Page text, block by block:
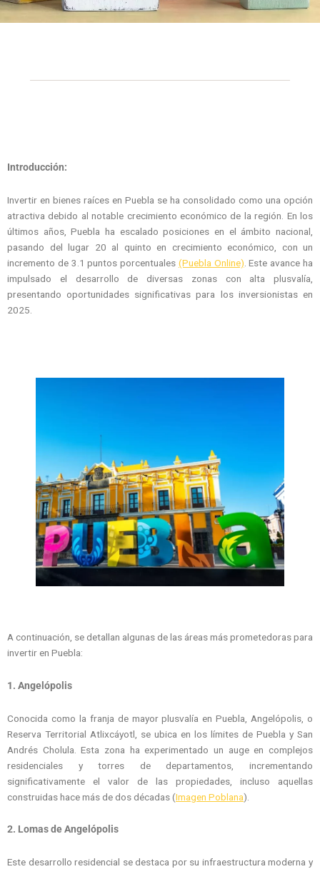
Introducción:
Invertir en bienes raíces en Puebla se ha consolidado como una opción
atractiva debido al notable crecimiento económico de la región. En los
últimos años, Puebla ha escalado posiciones en el ámbito nacional,
pasando del lugar 20 al quinto en crecimiento económico, con un
incremento de 3.1 puntos porcentuales (Puebla Online) . Este avance ha
impulsado el desarrollo de diversas zonas con alta plusvalía,
presentando oportunidades significativas para los inversionistas en
2025.
A continuación, se detallan algunas de las áreas más prometedoras para
invertir en Puebla:
1. Angelópolis
Conocida como la franja de mayor plusvalía en Puebla, Angelópolis, o
Reserva Territorial Atlixcáyotl, se ubica en los límites de Puebla y San
Andrés Cholula. Esta zona ha experimentado un auge en complejos
residenciales y torres de departamentos, incrementando
significativamente el valor de las propiedades, incluso aquellas
construidas hace más de dos décadas (Imagen Poblana).
2. Lomas de Angelópolis
Este desarrollo residencial se destaca por su infraestructura moderna y